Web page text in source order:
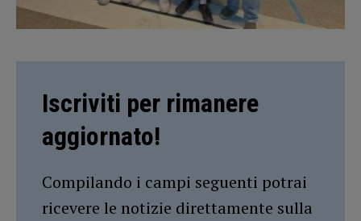
Iscriviti per rimanere
aggiornato!
Compilando i campi seguenti potrai
ricevere le notizie direttamente sulla